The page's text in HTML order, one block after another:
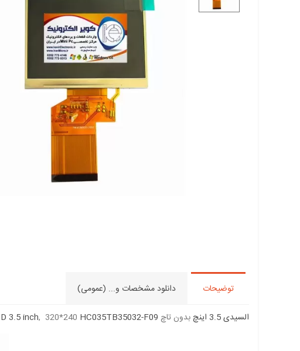
توضیحات دانلود مشخصات و... (عمومی)
السیدی 3.5 اینچ بدون تاچ 3.5 inch, 320*240 HC035TB35032-F09